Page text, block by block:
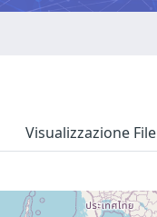
Visualizzazione File